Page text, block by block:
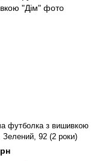
футболка з вишивкою
Зелений, 92 (2 роки)